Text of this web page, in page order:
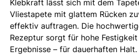
Klebkraft lässt sich mit dem
Vliestapete mit glattem Rücken
effektiv auftragen. Die
Rezeptur sorgt für hohe
Ergebnisse – für dauerhaften